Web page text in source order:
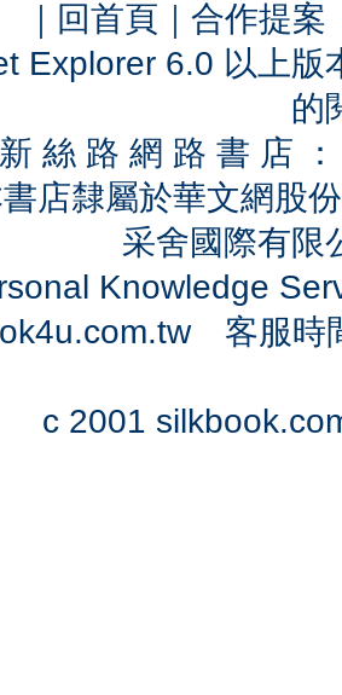
｜ 回首頁 ｜ 合作提案
Explorer 6.0 以上
的
新 絲 路 網 路 書 店
店隸屬於華文網股
采舍國際有
Knowledge
客服時
c 2001